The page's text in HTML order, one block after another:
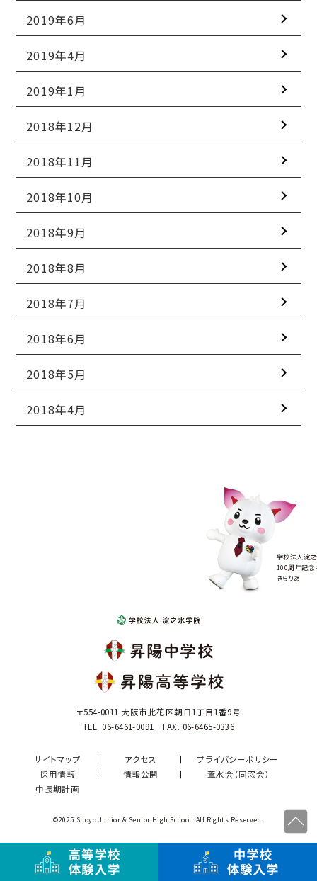
2019年6月
2019年4月
2019年1月
2018年12月
2018年11月
2018年10月
2018年9月
2018年8月
2018年7月
2018年6月
2018年5月
2018年4月
学校法人淀
100周年記念
きらりあ
〒554-0011 大阪市此花区朝日1丁目1番9号
TEL. 06-6461-0091 FAX. 06-6465-0336
サイトマップ アクセス
プライバシーポリシー
採用情報
情報公開
葦水会（同窓会）
中長期計画
©2025.Shoyo Junior & Senior High School. All Rights Reserved.